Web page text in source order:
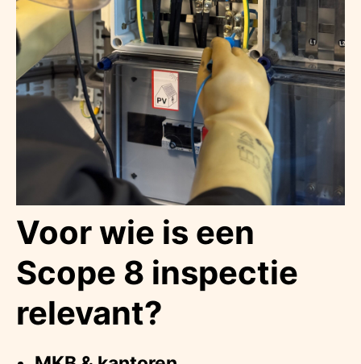
Voor wie is een
Scope 8 inspectie
relevant?